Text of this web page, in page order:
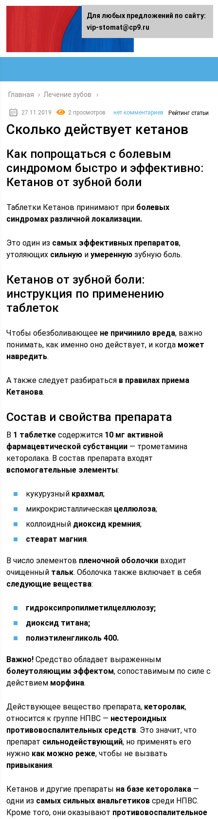
Главная › Лечение зубов
27.11.2019 2 просмотров нет комментариев Рейтинг статьи
Сколько действует кетанов
Как попрощаться с болевым
синдромом быстро и эффективно:
Кетанов от зубной боли
Таблетки Кетанов принимают при болевых
синдромах различной локализации.
Это один из самых эффективных препаратов,
утоляющих сильную иумеренную зубную боль.
Кетанов от зубной боли:
инструкция по применению
таблеток
Чтобы обезболивающее не причинило вреда, важно
понимать, как именно оно действует, и когда может
навредить.
А также следует разбираться в правилах приема
Кетанова.
Состав и свойства препарата
В 1 таблетке содержится 10 мг активной
фармацевтической субстанции — трометамина
кеторолака. В состав препарата входят
вспомогательные элементы:
кукурузный крахмал;
микрокристаллическая целлюлоза;
коллоидный диоксид кремния;
стеарат магния.
В число элементов пленочной оболочки входит
очищенный тальк. Оболочка также включает в себя
следующие вещества:
гидроксипропилметилцеллюлозу;
диоксид титана;
полиэтиленгликоль 400.
Важно! Средство обладает выраженным
болеутоляющим эффектом, сопоставимым по силе с
действием морфина.
Действующее вещество препарата, кеторолак,
относится к группе НПВС — нестероидных
противовоспалительных средств. Это значит, что
препарат сильнодействующий, но применять его
нужно как можно реже, чтобы не вызвать
привыкания.
Кетанов и другие препараты на базе кеторолака —
одни из самых сильных анальгетиков среди НПВС.
Кроме того, они оказывают противовоспалительное
Для любых предложений по сайту:
vip-stomat@cp9.ru